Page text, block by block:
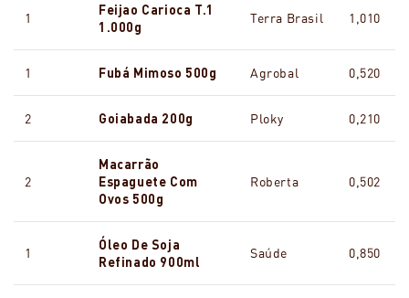
1
Feijao Carioca T.1
1.000g
Terra Brasil 1,010
1 Fubá Mimoso 500g Agrobal 0,520
2 Goiabada 200g Ploky 0,210
2
Macarrão
Espaguete Com
Ovos 500g
Roberta 0,502
1
Óleo De Soja
Refinado 900ml
Saúde 0,850